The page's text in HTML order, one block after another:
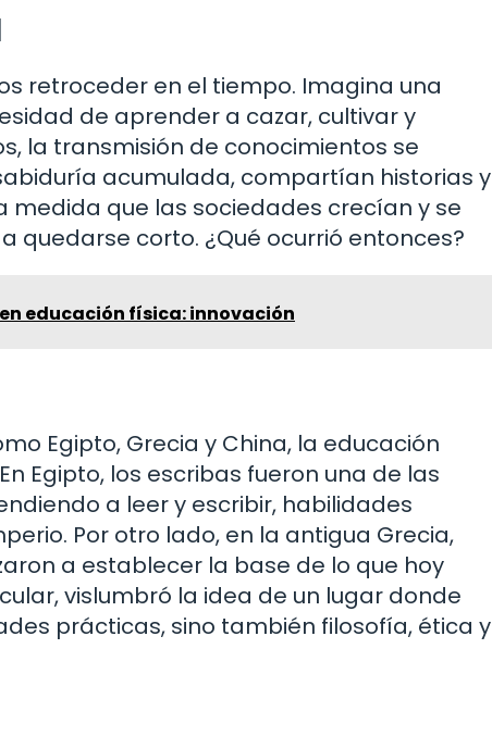
retroceder en el tiempo. Imagina una
de aprender a cazar, cultivar y
la transmisión de conocimientos se
acumulada, compartían historias y
medida que las sociedades crecían y se
quedarse corto. ¿Qué ocurrió entonces?
educación física: innovación
Egipto, Grecia y China, la educación
Egipto, los escribas fueron una de las
a leer y escribir, habilidades
Por otro lado, en la antigua Grecia,
a establecer la base de lo que hoy
vislumbró la idea de un lugar donde
prácticas, sino también filosofía, ética y